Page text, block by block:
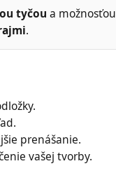
tyčou a možnosťou
.
prenášanie.
vašej tvorby.